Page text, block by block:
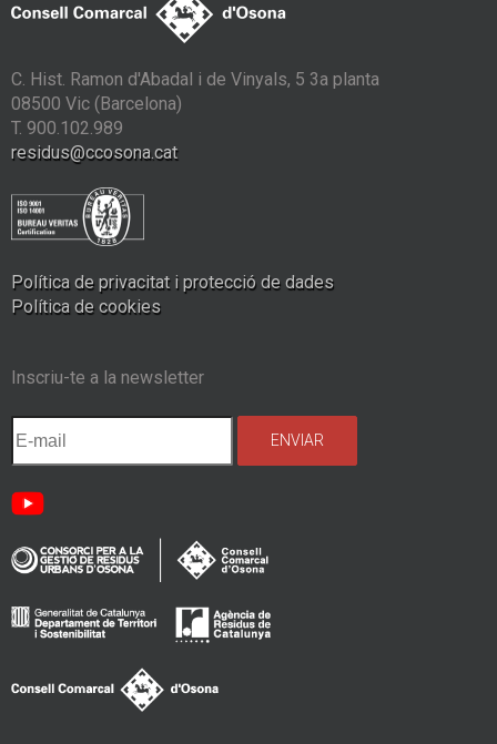
C. Hist. Ramon d'Abadal i de Vinyals, 5 3a planta
08500 Vic (Barcelona)
T. 900.102.989
residus@ccosona.cat
Política de privacitat i protecció de dades
Política de cookies
Inscriu-te a la newsletter